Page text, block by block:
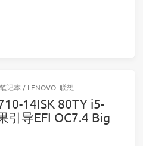
笔记本/ LENOVO_联想
14ISK 80TY i5-
引导EFI OC7.4 Big